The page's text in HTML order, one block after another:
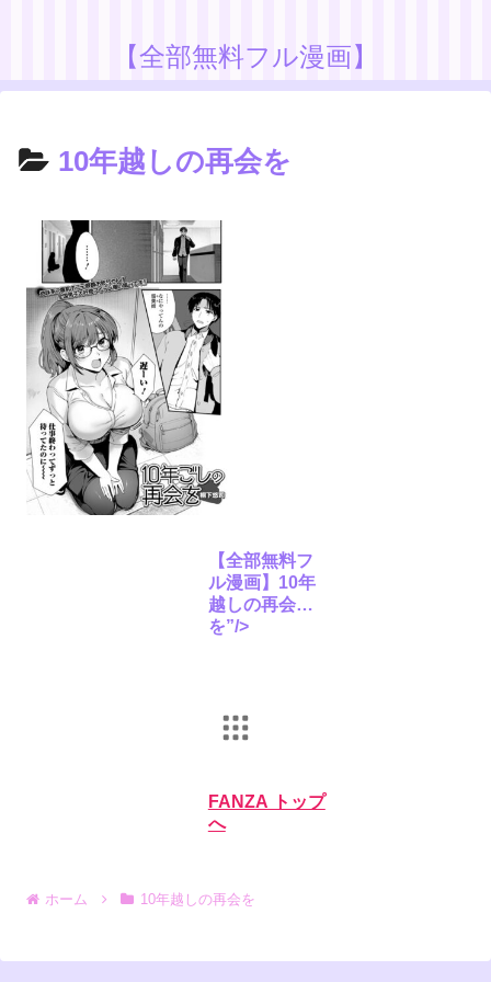
【全部無料フル漫画】
10年越しの再会を
【全部無料フ
ル漫画】10年
越しの再会
を”/>
FANZA トップ
へ
オンラインゲーム
ホーム 10年越しの再会を